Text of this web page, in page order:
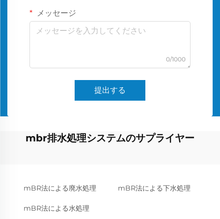
メッセージ
0/1000
提出する
mbr排水処理システムのサプライヤー
mBR法による廃水処理 mBR法による下水処理
mBR法による水処理